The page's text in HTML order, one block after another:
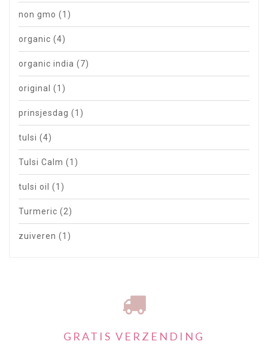
non gmo (1)
organic (4)
organic india (7)
original (1)
prinsjesdag (1)
tulsi (4)
Tulsi Calm (1)
tulsi oil (1)
Turmeric (2)
zuiveren (1)
GRATIS VERZENDING